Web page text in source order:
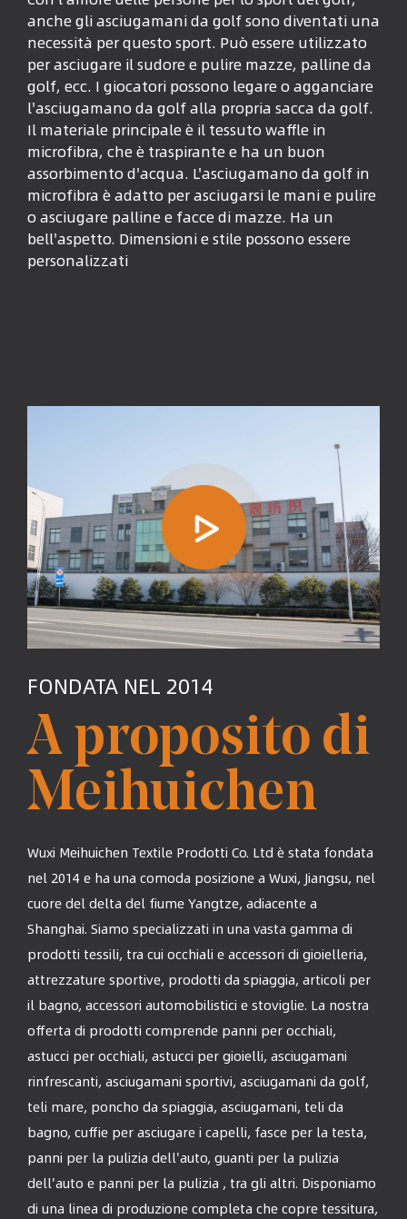
anche gli asciugamani da golf sono diventati una
necessità per questo sport. Può essere utilizzato
per asciugare il sudore e pulire mazze, palline da
golf, ecc. I giocatori possono legare o agganciare
l'asciugamano da golf alla propria sacca da golf.
Il materiale principale è il tessuto waffle in
microfibra, che è traspirante e ha un buon
assorbimento d'acqua. L'asciugamano da golf in
microfibra è adatto per asciugarsi le mani e pulire
o asciugare palline e facce di mazze. Ha un
bell'aspetto. Dimensioni e stile possono essere
personalizzati
FONDATA NEL 2014
A proposito di
Meihuichen
Wuxi Meihuichen Textile Prodotti Co. Ltd è stata fondata
nel 2014 e ha una comoda posizione a Wuxi, Jiangsu, nel
cuore del delta del fiume Yangtze, adiacente a
Shanghai. Siamo specializzati in una vasta gamma di
prodotti tessili, tra cui occhiali e accessori di gioielleria,
attrezzature sportive, prodotti da spiaggia, articoli per
il bagno, accessori automobilistici e stoviglie. La nostra
offerta di prodotti comprende panni per occhiali,
astucci per occhiali, astucci per gioielli, asciugamani
rinfrescanti, asciugamani sportivi, asciugamani da golf,
teli mare, poncho da spiaggia, asciugamani, teli da
bagno, cuffie per asciugare i capelli, fasce per la testa,
panni per la pulizia dell'auto, guanti per la pulizia
dell'auto e panni per la pulizia , tra gli altri. Disponiamo
di una linea di produzione completa che copre tessitura,